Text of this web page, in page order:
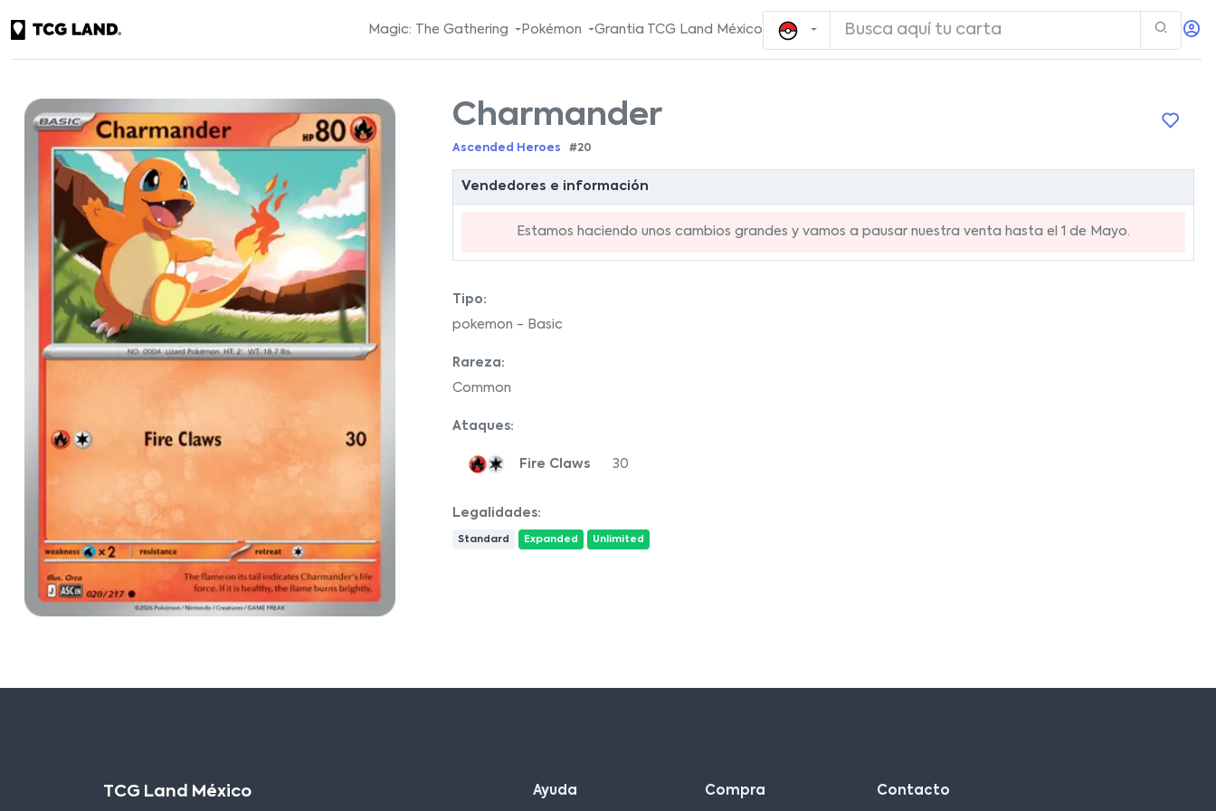
Magic: The Gathering Pokémon Grantia TCG Land México
Charmander
Ascended Heroes #20
Vendedores e información
Estamos haciendo unos cambios grandes y vamos a pausar nuestra venta hasta el 1 de Mayo.
Tipo:
pokemon - Basic
Rareza:
Common
Ataques:
Fire Claws 30
Legalidades:
Standard Expanded Unlimited
TCG Land México Ayuda Compra Contacto